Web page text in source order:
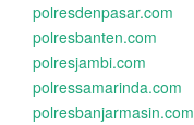
polresdenpasar.com
polresbanten.com
polresjambi.com
polressamarinda.com
polresbanjarmasin.com